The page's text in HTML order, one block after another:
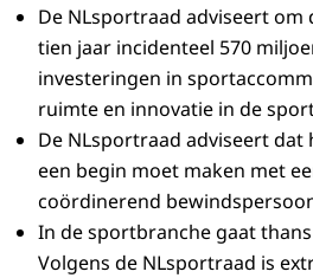
De NLsportraad adviseert
tien jaar incidenteel 570
investeringen in
ruimte en innovatie in de
De NLsportraad adviseert dat
een begin moet maken met
coördinerend
In de sportbranche gaat
Volgens de NLsportraad is